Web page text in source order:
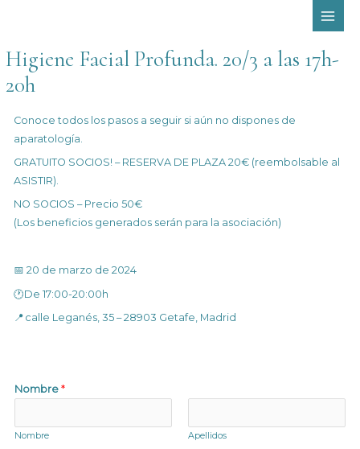
Higiene Facial Profunda. 20/3 a las 17h-
20h
Conoce todos los pasos a seguir si aún no dispones de
aparatología.
GRATUITO SOCIOS! – RESERVA DE PLAZA 20€ (reembolsable al
ASISTIR).
NO SOCIOS – Precio 50€
(Los beneficios generados serán para la asociación)
📅 20 de marzo de 2024
🕐De 17:00-20:00h
📍 calle Leganés, 35 –28903 Getafe, Madrid
Nombre *
Nombre Apellidos